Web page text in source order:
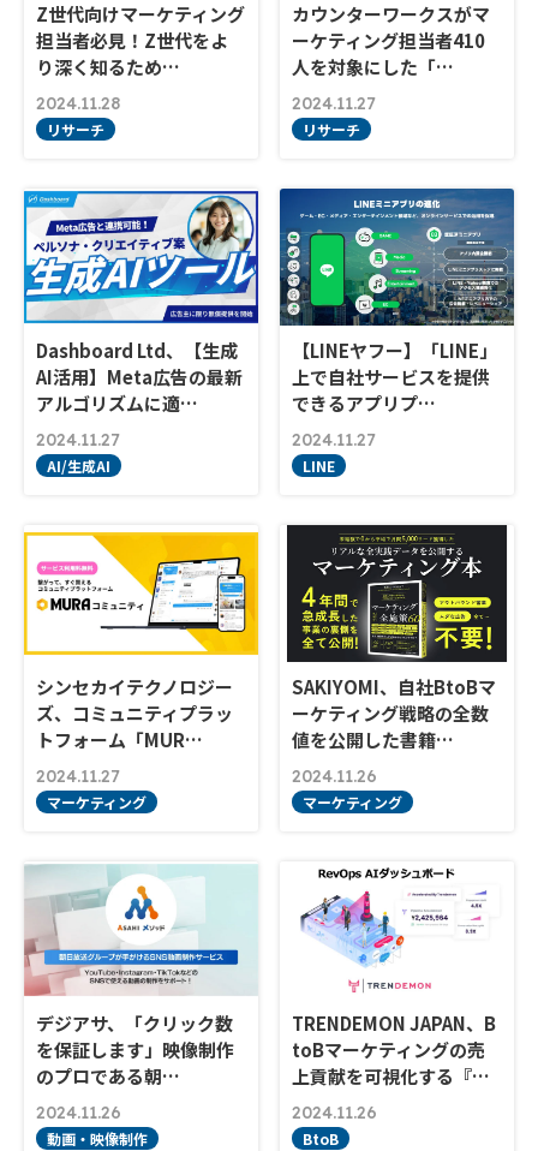
Z世代向けマーケティング
担当者必見！Z世代をよ
り深く知るため…
2024.11.28
リサーチ
カウンターワークスがマ
ーケティング担当者410
人を対象にした「…
2024.11.27
リサーチ
Dashboard Ltd、【生成
AI活用】Meta広告の最新
アルゴリズムに適…
2024.11.27
AI/生成AI
【LINEヤフー】「LINE」
上で自社サービスを提供
できるアプリプ…
2024.11.27
LINE
シンセカイテクノロジー
ズ、コミュニティプラッ
トフォーム「MUR…
2024.11.27
マーケティング
SAKIYOMI、自社BtoBマ
ーケティング戦略の全数
値を公開した書籍…
2024.11.26
マーケティング
デジアサ、「クリック数
を保証します」映像制作
のプロである朝…
2024.11.26
動画・映像制作
TRENDEMON JAPAN、B
toBマーケティングの売
上貢献を可視化する『…
2024.11.26
BtoB